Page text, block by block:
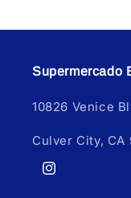
Supermercado
10826 Venice
Culver City, CA
Instagram